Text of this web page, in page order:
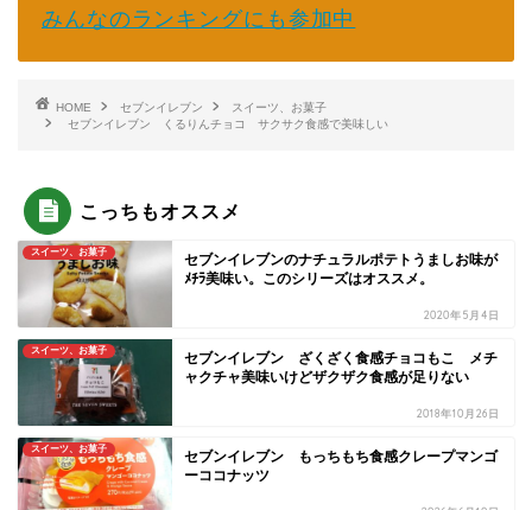
みんなのランキングにも参加中
HOME セブンイレブン
スイーツ、お菓子
セブンイレブン くるりんチョコ サクサク食感で美味しい
こっちもオススメ
スイーツ、お菓子
セブンイレブンのナチュラルポテトうましお味が
ﾒﾁﾗ美味い。このシリーズはオススメ。
2020年5月4日
スイーツ、お菓子
セブンイレブン ざくざく食感チョコもこ メチ
ャクチャ美味いけどザクザク食感が足りない
2018年10月26日
スイーツ、お菓子
セブンイレブン もっちもち食感クレープマンゴ
ーココナッツ